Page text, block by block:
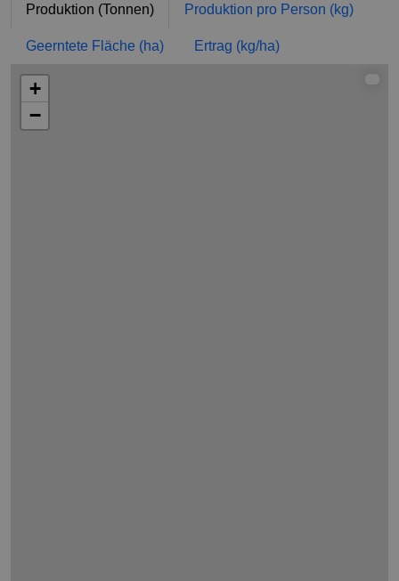
Produktion (Tonnen) Produktion pro Person (kg)
Geerntete Fläche (ha) Ertrag (kg/ha)
+
−